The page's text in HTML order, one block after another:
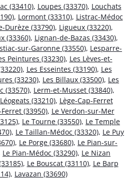
(33410), Loupes (33370), Louchats
, Lormont (33310), Listrac-Médoc
Durèze (33790), Ligueux (33220),
(33360), Lignan-de-Bazas (33430),
sur-Garonne (33550), Lesparre-
Peintures (33230), Les Lèves-et-
, Les Esseintes (33190), Les
(33230), Les Billaux (33500), Les
(33570), Lerm-et-Musset (33840),
Léogeats (33210), Lège-Cap-Ferret
(33950), Le Verdon-sur-Mer
, Le Tourne (33550), Le Temple
, Le Taillan-Médoc (33320), Le Puy
, Le Porge (33680), Le Pian-sur-
Le Pian-Médoc (33290), Le Nizan
, Le Bouscat (33110), Le Barp
, Lavazan (33690)